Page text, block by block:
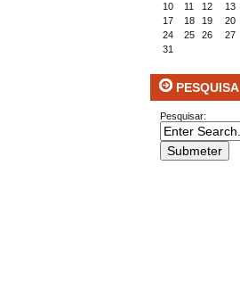
10
11 12 13
17
18 19 20
24
25 26 27
31
PESQUISA
Pesquisar: